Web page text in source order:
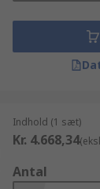
Indhold (1 sæt)
Kr. 4.668,34
Antal